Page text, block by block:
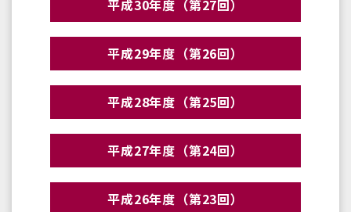
平成30年度（第27回）
平成29年度（第26回）
平成28年度（第25回）
平成27年度（第24回）
平成26年度（第23回）